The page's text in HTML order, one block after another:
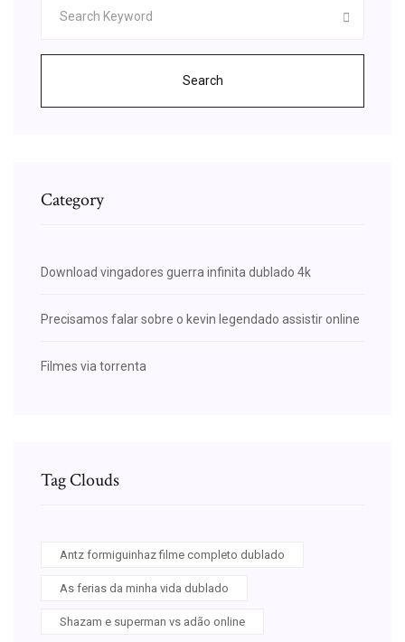
Search
Category
Download vingadores guerra infinita dublado 4k
Precisamos falar sobre o kevin legendado assistir online
Filmes via torrenta
Tag Clouds
Antz formiguinhaz filme completo dublado
As ferias da minha vida dublado
Shazam e superman vs adão online